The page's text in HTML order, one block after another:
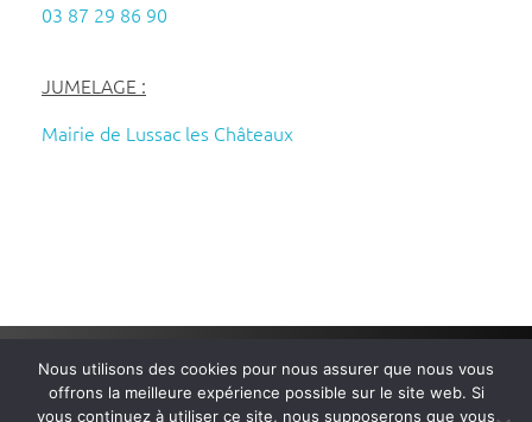
03 87 29 86 90
JUMELAGE :
Mairie de Lussac les Châteaux
Mairie de Ham-sous-Varsberg– Tous droits réservés – Réalisé
parWembi Communication–Mentions légales– Politique de
Nous utilisons des cookies pour nous assurer que nous vous
offrons la meilleure expérience possible sur le site web. Si
vous continuez à utiliser ce site, nous supposerons que vous